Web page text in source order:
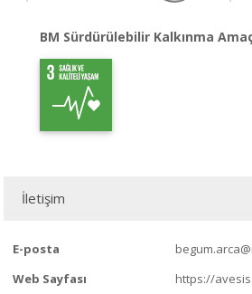
BM Sürdürülebilir Kalkınma
İletişim
E-posta
Web Sayfası
https://